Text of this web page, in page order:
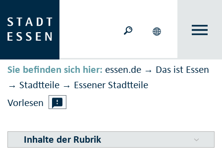
Sie befinden sich hier: essen.de → Das ist Essen
→ Stadtteile → Essener Stadtteile
Vorlesen
Inhalte der Rubrik